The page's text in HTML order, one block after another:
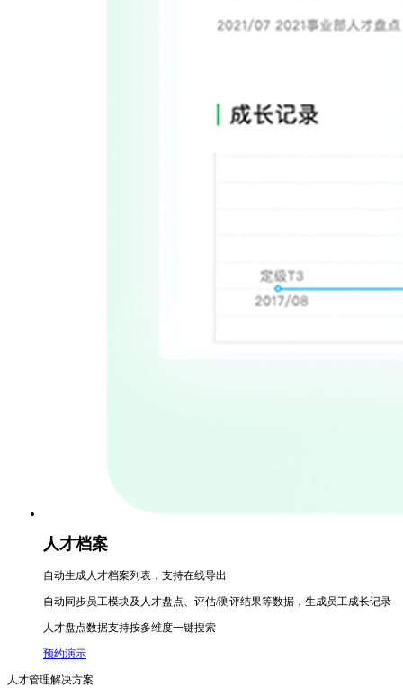
人才档案
自动生成人才档案列表，支持在线导出
自动同步员工模块及人才盘点、评估/测评结果等数据，生成员工成长记录
人才盘点数据支持按多维度一键搜索
预约演示
人才管理解决方案